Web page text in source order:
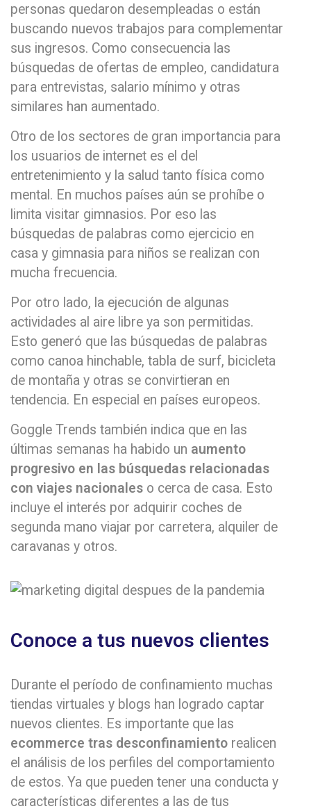
personas quedaron desempleadas o están
buscando nuevos trabajos para complementar
sus ingresos. Como consecuencia las
búsquedas de ofertas de empleo, candidatura
para entrevistas, salario mínimo y otras
similares han aumentado.
Otro de los sectores de gran importancia para
los usuarios de internet es el del
entretenimiento y la salud tanto física como
mental. En muchos países aún se prohíbe o
limita visitar gimnasios. Por eso las
búsquedas de palabras como ejercicio en
casa y gimnasia para niños se realizan con
mucha frecuencia.
Por otro lado, la ejecución de algunas
actividades al aire libre ya son permitidas.
Esto generó que las búsquedas de palabras
como canoa hinchable, tabla de surf, bicicleta
de montaña y otras se convirtieran en
tendencia. En especial en países europeos.
Goggle Trends también indica que en las
últimas semanas ha habido un aumento
progresivo en las búsquedas relacionadas
con viajes nacionales o cerca de casa. Esto
incluye el interés por adquirir coches de
segunda mano viajar por carretera, alquiler de
caravanas y otros.
Conoce a tus nuevos clientes
Durante el período de confinamiento muchas
tiendas virtuales y blogs han logrado captar
nuevos clientes. Es importante que las
ecommerce tras desconfinamiento realicen
el análisis de los perfiles del comportamiento
de estos. Ya que pueden tener una conducta y
características diferentes a las de tus